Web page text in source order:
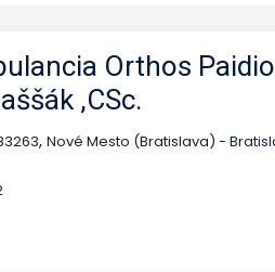
Orthos
,CSc.
, Nové Mesto (Bratislava) -